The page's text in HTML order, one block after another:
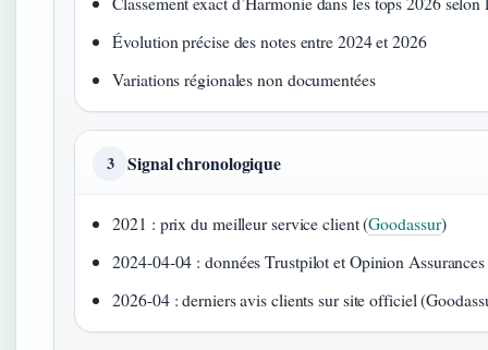
Évolution précise des notes entre 2024 et 2026
Variations régionales non documentées
3 Signal chronologique
2021 : prix du meilleur service client (Goodassur)
2024-04-04 : données Trustpilot et Opinion
2026-04 : derniers avis clients sur site officiel